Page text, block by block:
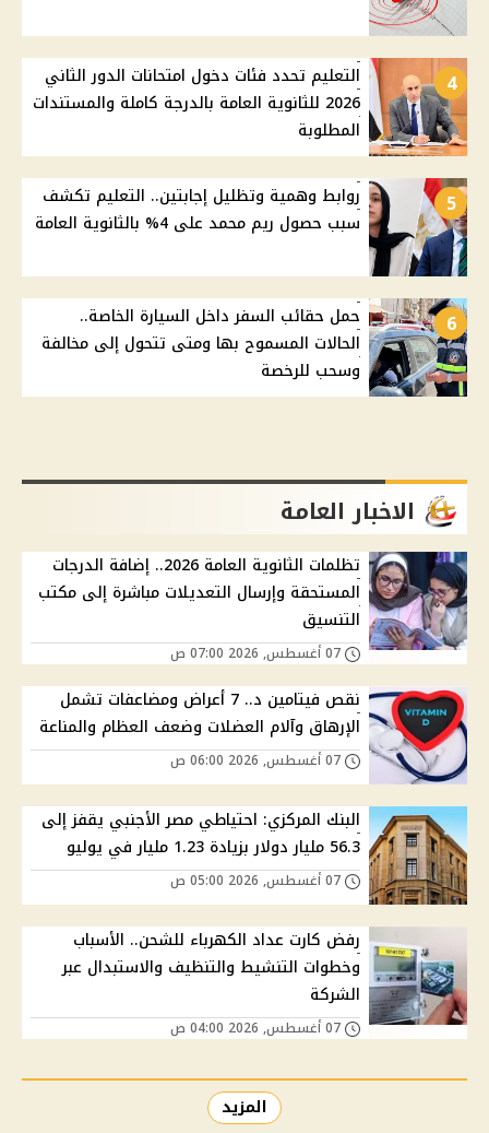
4
التعليم تحدد فئات دخول امتحانات الدور الثاني
2026 للثانوية العامة بالدرجة كاملة والمستندات
المطلوبة
5
روابط وهمية وتظليل إجابتين.. التعليم تكشف
سبب حصول ريم محمد على 4% بالثانوية العامة
6
حمل حقائب السفر داخل السيارة الخاصة..
الحالات المسموح بها ومتى تتحول إلى مخالفة
وسحب للرخصة
الاخبار العامة
تظلمات الثانوية العامة 2026.. إضافة الدرجات
المستحقة وإرسال التعديلات مباشرة إلى مكتب
التنسيق
نقص فيتامين د.. 7 أعراض ومضاعفات تشمل
الإرهاق وآلام العضلات وضعف العظام والمناعة
البنك المركزي: احتياطي مصر الأجنبي يقفز إلى
56.3 مليار دولار بزيادة 1.23 مليار في يوليو
رفض كارت عداد الكهرباء للشحن.. الأسباب
وخطوات التنشيط والتنظيف والاستبدال عبر
الشركة
المزيد